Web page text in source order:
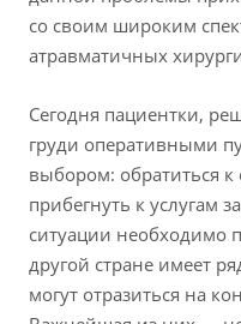
со своим широким
атравматичных
Сегодня пациентки,
груди оперативными
выбором: обратиться к
прибегнуть к услугам
ситуации необходимо
другой стране имеет
могут отразиться на